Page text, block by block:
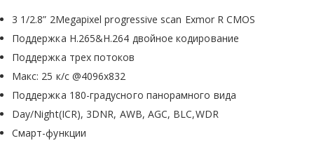
3 1/2.8” 2Megapixel progressive scan Exmor R CMOS
Поддержка H.265&H.264 двойное кодирование
Поддержка трех потоков
Макс: 25 к/с @4096x832
Поддержка 180-градусного панорамного вида
Day/Night(ICR), 3DNR, AWB, AGC, BLC,WDR
Смарт-функции